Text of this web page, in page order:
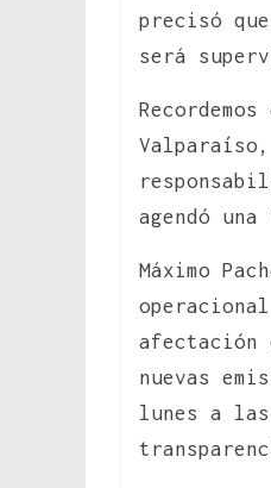
precisó
será
agendó
Máximo
afectación
nuevas
lunes a